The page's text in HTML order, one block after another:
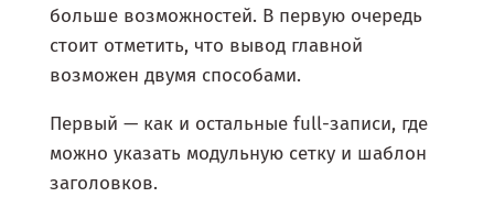
больше возможностей. В первую очередь
стоит отметить, что вывод главной
возможен двумя способами.
Первый — как и остальные full-записи, где
можно указать модульную сетку и шаблон
заголовков.